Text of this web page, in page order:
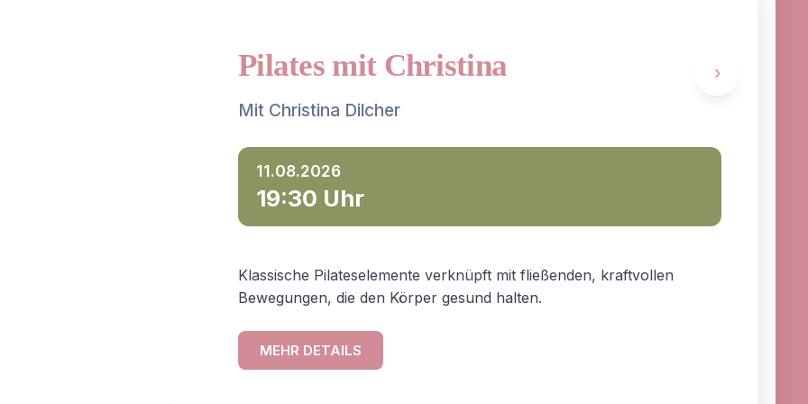
Pilates mit Christina
Mit Christina Dilcher
11.08.2026
19:30 Uhr
Klassische Pilateselemente verknüpft mit fließenden, kraftvollen
Bewegungen, die den Körper gesund halten.
MEHR DETAILS
›